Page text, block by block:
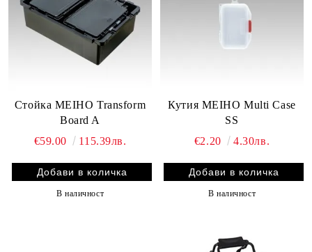
Стойка MEIHO Transform
Board A
€59.00
115.39лв.
В наличност
Кутия MEIHO Multi Case
SS
€2.20
4.30лв.
В наличност